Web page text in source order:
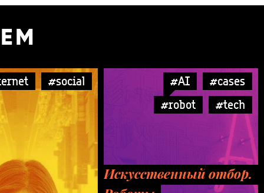
#social #AI
#cases
#robot
#tech
Искусственный отбор.